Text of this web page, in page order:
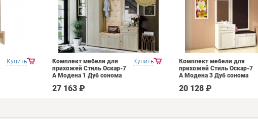
Купить Купить
Комплект мебели для
прихожей Стиль Оскар-7
А Модена 1 Дуб сонома
27 163 ₽
Комплект мебели для
прихожей Стиль Оскар-7
А Модена 3 Дуб сонома
20 128 ₽